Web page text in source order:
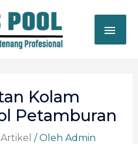
Kolam
Petamburan
Artikel / Oleh Admin